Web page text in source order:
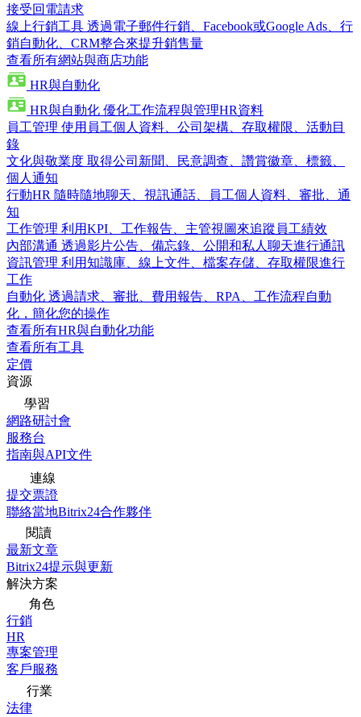
接受回電請求
線上行銷工具 透過電子郵件行銷、Facebook或Google Ads、行
銷自動化、CRM整合來提升銷售量
查看所有網站與商店功能
HR與自動化
HR與自動化 優化工作流程與管理HR資料
員工管理 使用員工個人資料、公司架構、存取權限、活動目
錄
文化與敬業度 取得公司新聞、民意調查、讚賞徽章、標籤、
個人通知
行動HR 隨時隨地聊天、視訊通話、員工個人資料、審批、通
知
工作管理 利用KPI、工作報告、主管視圖來追蹤員工績效
內部溝通 透過影片公告、備忘錄、公開和私人聊天進行通訊
資訊管理 利用知識庫、線上文件、檔案存儲、存取權限進行
工作
自動化 透過請求、審批、費用報告、RPA、工作流程自動
化，簡化您的操作
查看所有HR與自動化功能
查看所有工具
定價
資源
學習
網路研討會
服務台
指南與API文件
連線
提交票證
聯絡當地Bitrix24合作夥伴
閱讀
最新文章
Bitrix24提示與更新
解決方案
角色
行銷
HR
專案管理
客戶服務
行業
法律